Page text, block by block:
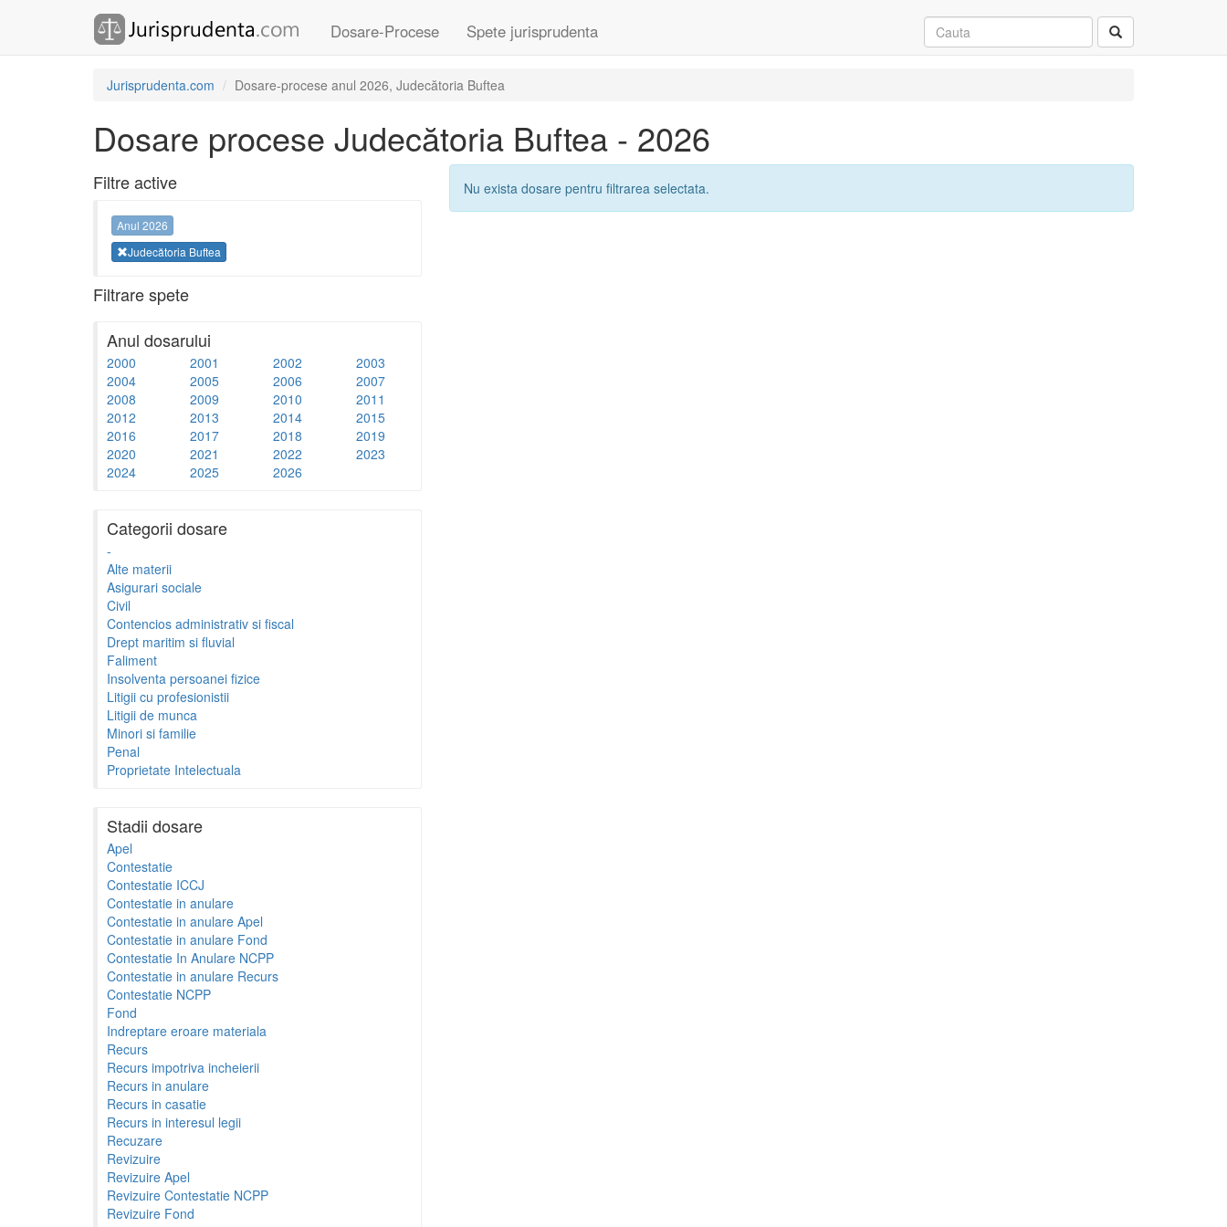
Dosare-Procese Spete jurisprudenta
Jurisprudenta.com Dosare-procese anul 2026, Judecătoria Buftea
Dosare procese Judecătoria Buftea - 2026
Filtre active
Anul 2026
Judecătoria Buftea
Filtrare spete
Anul dosarului
2000 2001 2002
2003
2004
2005 2006
2007
2008
2009 2010
2011
2012
2013 2014
2015
2016
2017 2018
2019
2020
2021 2022
2023
2024
2025 2026
Categorii dosare
-
Alte materii
Asigurari sociale
Civil
Contencios administrativ si fiscal
Drept maritim si fluvial
Faliment
Insolventa persoanei fizice
Litigii cu profesionistii
Litigii de munca
Minori si familie
Penal
Proprietate Intelectuala
Stadii dosare
Apel
Contestatie
Contestatie ICCJ
Contestatie in anulare
Contestatie in anulare Apel
Contestatie in anulare Fond
Contestatie In Anulare NCPP
Contestatie in anulare Recurs
Contestatie NCPP
Fond
Indreptare eroare materiala
Recurs
Recurs impotriva incheierii
Recurs in anulare
Recurs in casatie
Recurs in interesul legii
Recuzare
Revizuire
Revizuire Apel
Revizuire Contestatie NCPP
Revizuire Fond
Nu exista dosare pentru filtrarea selectata.